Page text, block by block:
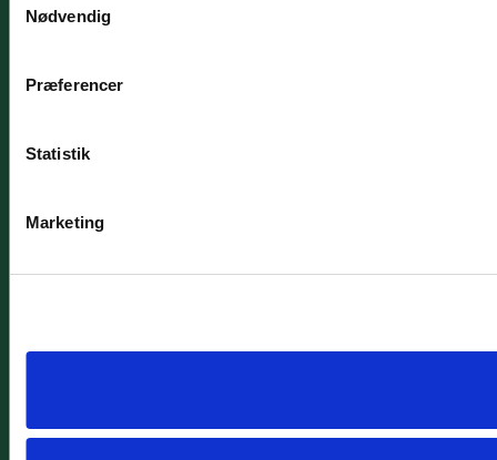
Nødvendig
Præferencer
Statistik
Marketing